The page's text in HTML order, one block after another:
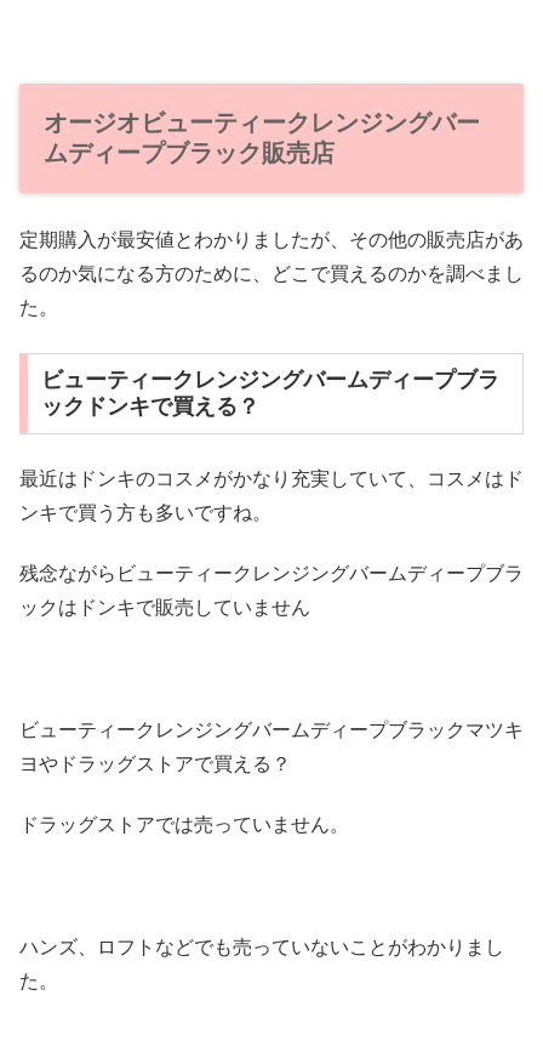
オージオビューティークレンジングバー
ムディープブラック販売店
定期購入が最安値とわかりましたが、その他の販売店があ
るのか気になる方のために、どこで買えるのかを調べまし
た。
ビューティークレンジングバームディープブラ
ックドンキで買える？
最近はドンキのコスメがかなり充実していて、コスメはド
ンキで買う方も多いですね。
残念ながらビューティークレンジングバームディープブラ
ックはドンキで販売していません
ビューティークレンジングバームディープブラックマツキ
ヨやドラッグストアで買える？
ドラッグストアでは売っていません。
ハンズ、ロフトなどでも売っていないことがわかりまし
た。